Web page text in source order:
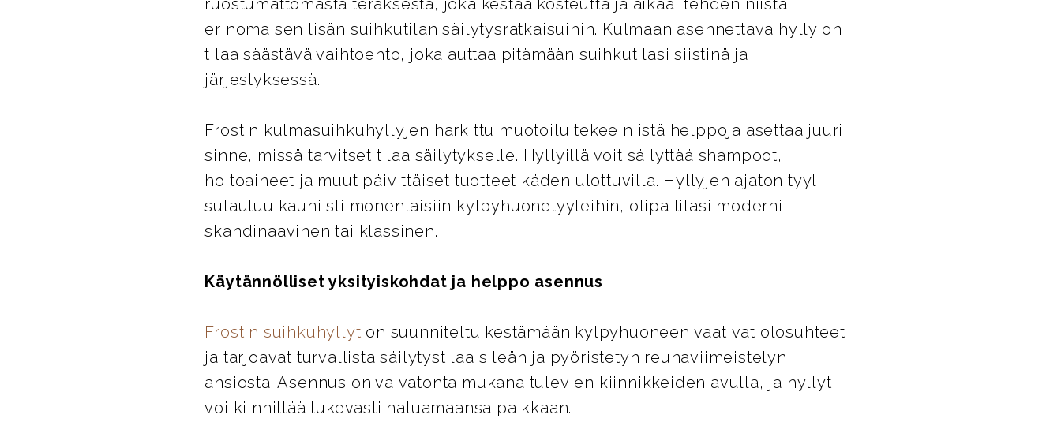
ruostumattomasta teräksestä, joka kestää kosteutta ja aikaa, tehden niistä
erinomaisen lisän suihkutilan säilytysratkaisuihin. Kulmaan asennettava hylly on
tilaa säästävä vaihtoehto, joka auttaa pitämään suihkutilasi siistinä ja
järjestyksessä.
Frostin kulmasuihkuhyllyjen harkittu muotoilu tekee niistä helppoja asettaa juuri
sinne, missä tarvitset tilaa säilytykselle. Hyllyillä voit säilyttää shampoot,
hoitoaineet ja muut päivittäiset tuotteet käden ulottuvilla. Hyllyjen ajaton tyyli
sulautuu kauniisti monenlaisiin kylpyhuonetyyleihin, olipa tilasi moderni,
skandinaavinen tai klassinen.
Käytännölliset yksityiskohdat ja helppo asennus
Frostin suihkuhyllyt on suunniteltu kestämään kylpyhuoneen vaativat olosuhteet
ja tarjoavat turvallista säilytystilaa sileän ja pyöristetyn reunaviimeistelyn
ansiosta. Asennus on vaivatonta mukana tulevien kiinnikkeiden avulla, ja hyllyt
voi kiinnittää tukevasti haluamaansa paikkaan.